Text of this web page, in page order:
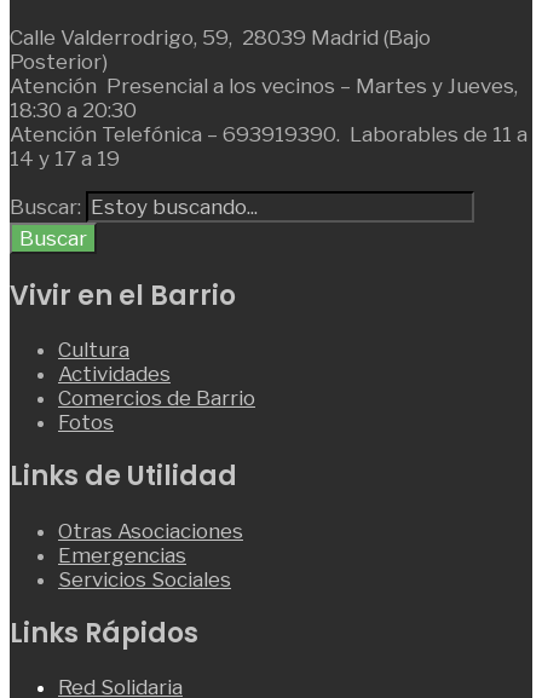
Calle Valderrodrigo, 59, 28039 Madrid (Bajo
Posterior)
Atención Presencial a los vecinos – Martes y Jueves,
18:30 a 20:30
Atención Telefónica – 693919390. Laborables de 11 a
14 y 17 a 19
Buscar:
Buscar
Vivir en el Barrio
Cultura
Actividades
Comercios de Barrio
Fotos
Links de Utilidad
Otras Asociaciones
Emergencias
Servicios Sociales
Links Rápidos
Red Solidaria